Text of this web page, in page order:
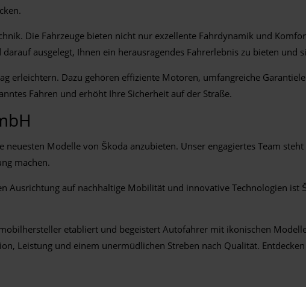
Die Fahrzeuge bieten nicht nur exzellente Fahrdynamik und
ausgelegt, Ihnen ein herausragendes Fahrerlebnis zu bieten und
erleichtern. Dazu gehören effiziente Motoren, umfangreiche
Fahren und erhöht Ihre Sicherheit auf der Straße.
neuesten Modelle von Škoda anzubieten. Unser engagiertes Team
machen.
Ausrichtung auf nachhaltige Mobilität und innovative Technologien ist
etabliert und begeistert Autofahrer mit ikonischen
Leistung und einem unermüdlichen Streben nach Qualität.